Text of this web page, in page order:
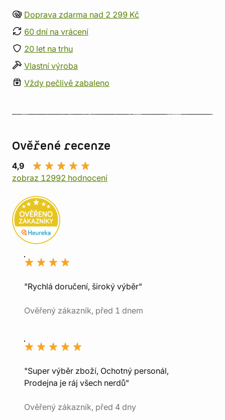
Doprava zdarma nad 2 299 Kč
60 dní na vrácení
20 let na trhu
Vlastní výroba
Vždy pečlivě zabaleno
Ověřené recenze
4,9
zobraz 12992 hodnocení
"Rychlá doručení, široký výběr"
Ověřený zákazník, před 1 dnem
"Super výběr zboží, Ochotný personál,
Prodejna je ráj všech nerdů"
Ověřený zákazník, před 4 dny